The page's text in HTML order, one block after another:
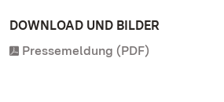
DOWNLOAD UND BILDER
Pressemeldung (PDF)